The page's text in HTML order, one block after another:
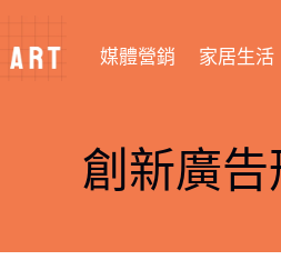
媒體營銷 家居生活
創新廣